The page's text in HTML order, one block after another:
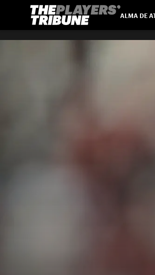
ALMA DE